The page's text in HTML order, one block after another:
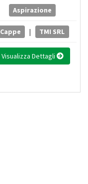
Aspirazione
Cappe | TMI SRL
Visualizza Dettagli